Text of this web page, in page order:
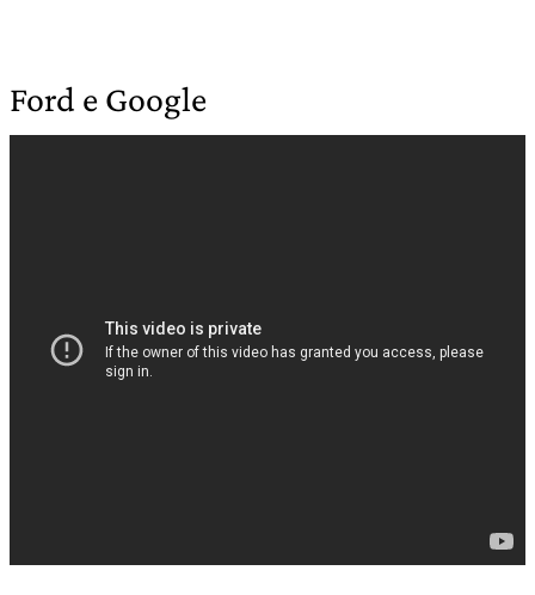
Ford e Google